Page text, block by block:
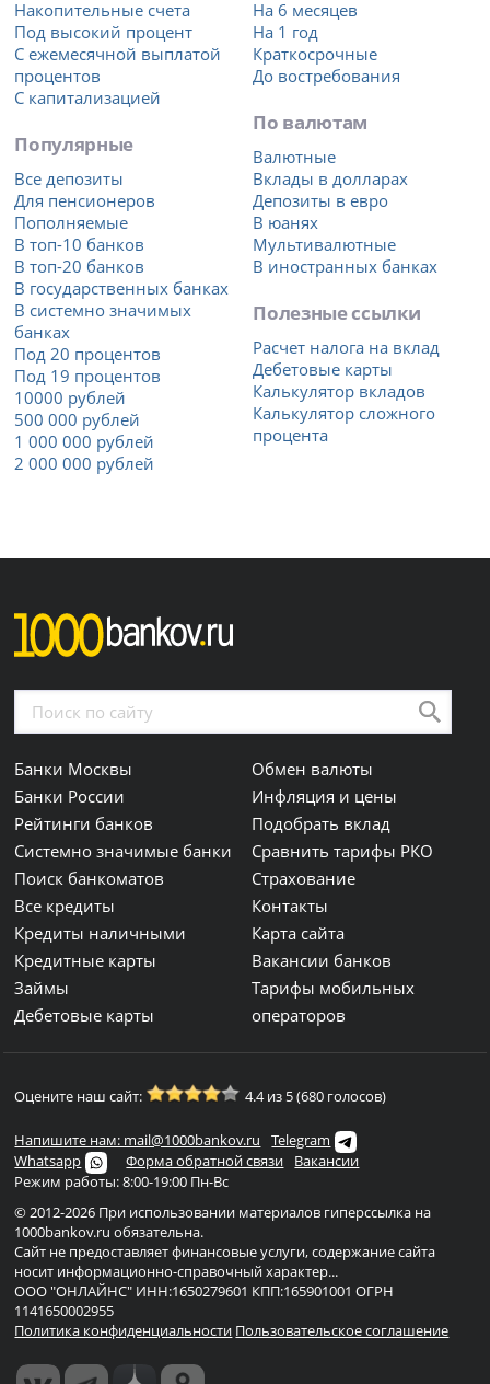
Накопительные счета
Под высокий процент
С ежемесячной выплатой
процентов
С капитализацией
Популярные
Все депозиты
Для пенсионеров
Пополняемые
В топ-10 банков
В топ-20 банков
В государственных банках
В системно значимых
банках
Под 20 процентов
Под 19 процентов
10000 рублей
500 000 рублей
1 000 000 рублей
2 000 000 рублей
На 6 месяцев
На 1 год
Краткосрочные
До востребования
По валютам
Валютные
Вклады в долларах
Депозиты в евро
В юанях
Мультивалютные
В иностранных банках
Полезные ссылки
Расчет налога на вклад
Дебетовые карты
Калькулятор вкладов
Калькулятор сложного
процента
Банки Москвы
Банки России
Рейтинги банков
Системно значимые банки
Поиск банкоматов
Все кредиты
Кредиты наличными
Кредитные карты
Займы
Дебетовые карты
Обмен валюты
Инфляция и цены
Подобрать вклад
Сравнить тарифы РКО
Страхование
Контакты
Карта сайта
Вакансии банков
Тарифы мобильных
операторов
Оцените наш сайт: 4.4 из 5 (680 голосов)
Напишите нам: mail@1000bankov.ru
Telegram
Whatsapp
Форма обратной связи
Вакансии
Режим работы: 8:00-19:00 Пн-Вс
© 2012-2026 При использовании материалов гиперссылка на
1000bankov.ru обязательна.
Сайт не предоставляет финансовые услуги, содержание сайта
носит информационно-справочный характер...
ООО "ОНЛАЙНС" ИНН:1650279601 КПП:165901001 ОГРН
1141650002955
Политика конфиденциальности Пользовательское соглашение